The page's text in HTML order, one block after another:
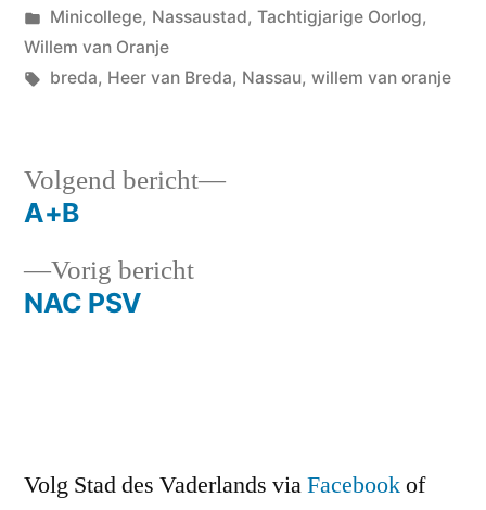
door
Geplaatst
in
Minicollege, Nassaustad, Tachtigjarige Oorlog,
Willem van Oranje
Tags:
breda, Heer van Breda, Nassau, willem van oranje
Bericht
navigatie
Vorig berichtVorig
NAC PSV
Volgend bericht
Volgend
A+B
Volg Stad des Vaderlands viaFacebookof